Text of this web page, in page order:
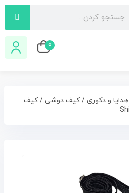
0
هدایا و دکوری/کیف دوشی/ کیف